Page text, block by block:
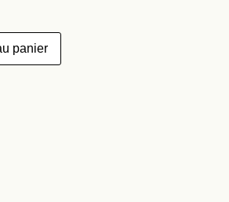
panier